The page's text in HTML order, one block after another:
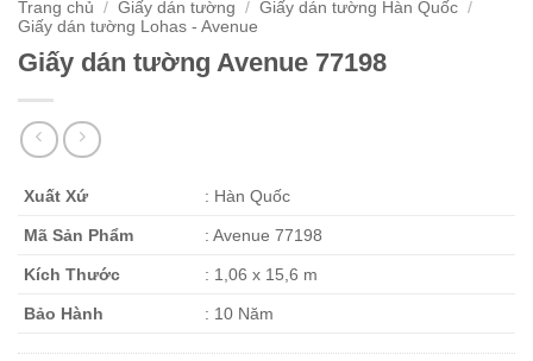
Trang chủ / Giấy dán tường / Giấy dán tường Hàn Quốc /
Giấy dán tường Lohas - Avenue
Giấy dán tường Avenue 77198
Xuất Xứ : Hàn Quốc
Mã Sản Phẩm : Avenue 77198
Kích Thước : 1,06 x 15,6 m
Bảo Hành : 10 Năm